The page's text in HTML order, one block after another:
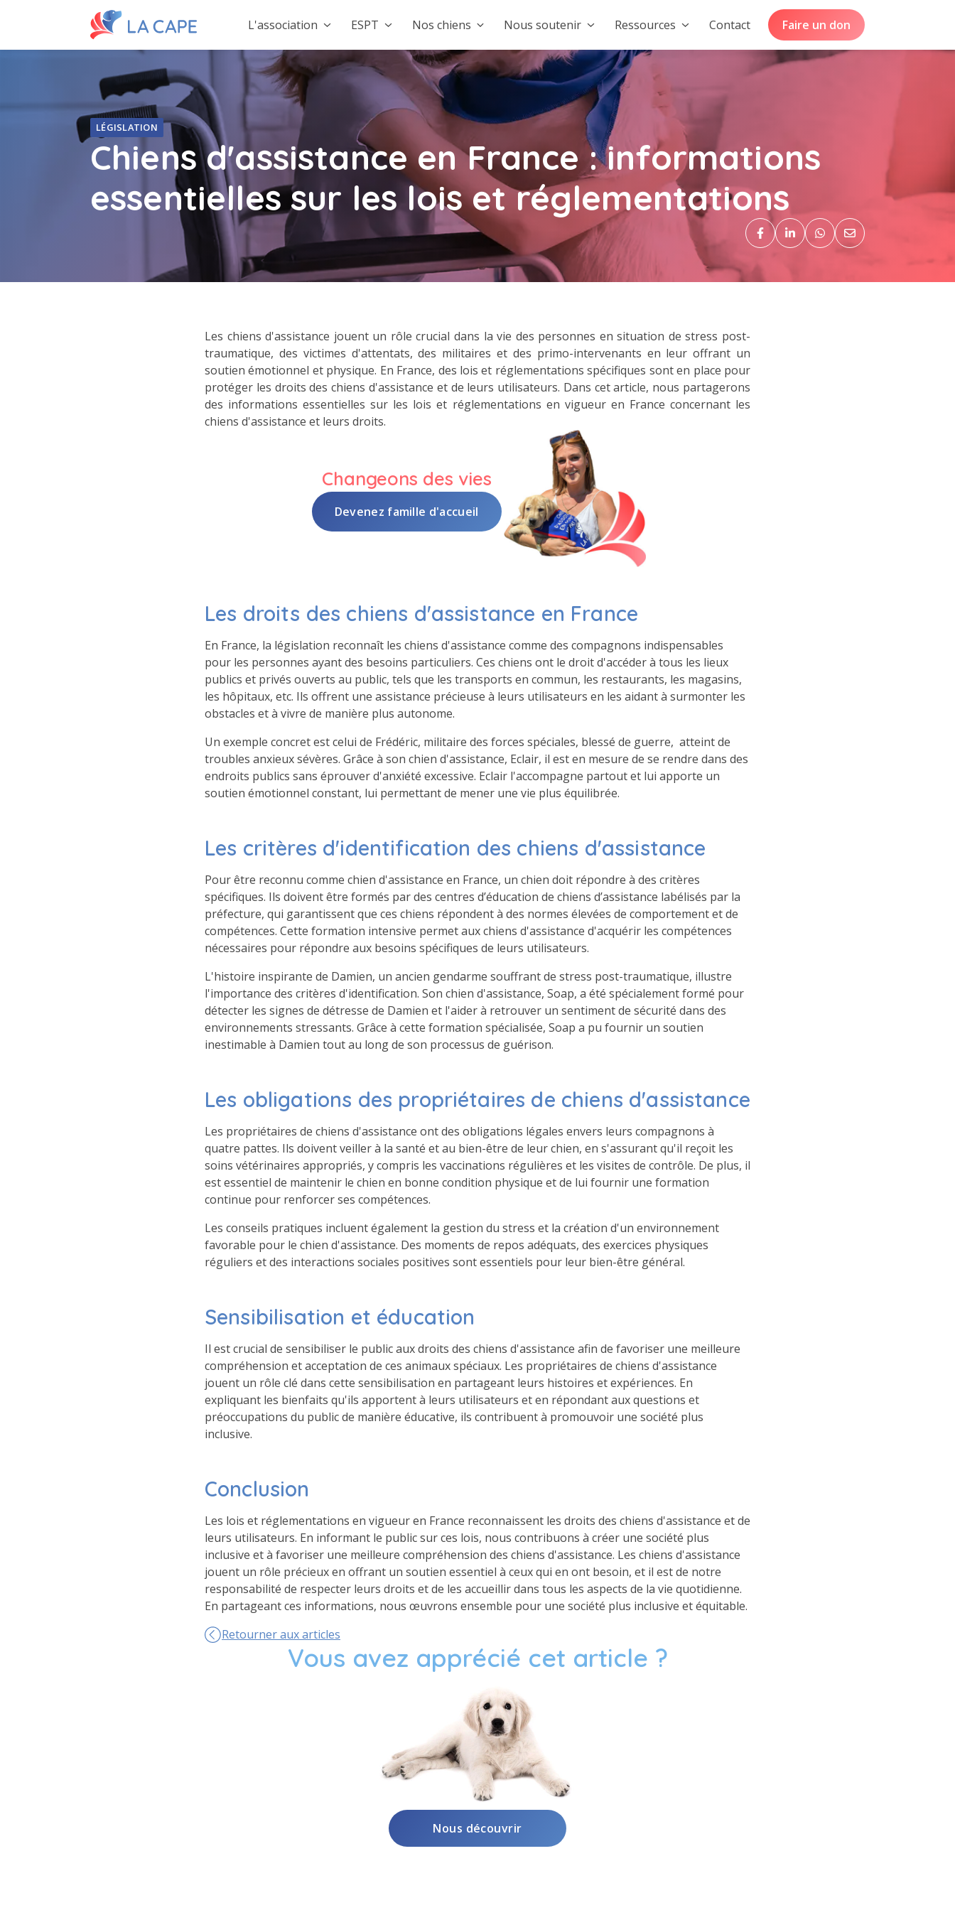
L'association ESPT Nos chiens Nous soutenir Ressources Contact Faire un don
LÉGISLATION
Chiens d'assistance en France : informations
essentielles sur les lois et réglementations
Les chiens d'assistance jouent un rôle crucial dans la vie des personnes en situation de stress post-
traumatique, des victimes d'attentats, des militaires et des primo-intervenants en leur offrant un
soutien émotionnel et physique. En France, des lois et réglementations spécifiques sont en place pour
protéger les droits des chiens d'assistance et de leurs utilisateurs. Dans cet article, nous partagerons
des informations essentielles sur les lois et réglementations en vigueur en France concernant les
chiens d'assistance et leurs droits.
Changeons des vies
Devenez famille d'accueil
Les droits des chiens d'assistance en France
En France, la législation reconnaît les chiens d'assistance comme des compagnons indispensables
pour les personnes ayant des besoins particuliers. Ces chiens ont le droit d'accéder à tous les lieux
publics et privés ouverts au public, tels que les transports en commun, les restaurants, les magasins,
les hôpitaux, etc. Ils offrent une assistance précieuse à leurs utilisateurs en les aidant à surmonter les
obstacles et à vivre de manière plus autonome.
Un exemple concret est celui de Frédéric, militaire des forces spéciales, blessé de guerre, atteint de
troubles anxieux sévères. Grâce à son chien d'assistance, Eclair, il est en mesure de se rendre dans des
endroits publics sans éprouver d'anxiété excessive. Eclair l'accompagne partout et lui apporte un
soutien émotionnel constant, lui permettant de mener une vie plus équilibrée.
Les critères d'identification des chiens d'assistance
Pour être reconnu comme chien d'assistance en France, un chien doit répondre à des critères
spécifiques. Ils doivent être formés par des centres d’éducation de chiens d’assistance labélisés par la
préfecture, qui garantissent que ces chiens répondent à des normes élevées de comportement et de
compétences. Cette formation intensive permet aux chiens d'assistance d'acquérir les compétences
nécessaires pour répondre aux besoins spécifiques de leurs utilisateurs.
L'histoire inspirante de Damien, un ancien gendarme souffrant de stress post-traumatique, illustre
l'importance des critères d'identification. Son chien d'assistance, Soap, a été spécialement formé pour
détecter les signes de détresse de Damien et l'aider à retrouver un sentiment de sécurité dans des
environnements stressants. Grâce à cette formation spécialisée, Soap a pu fournir un soutien
inestimable à Damien tout au long de son processus de guérison.
Les obligations des propriétaires de chiens d'assistance
Les propriétaires de chiens d'assistance ont des obligations légales envers leurs compagnons à
quatre pattes. Ils doivent veiller à la santé et au bien-être de leur chien, en s'assurant qu'il reçoit les
soins vétérinaires appropriés, y compris les vaccinations régulières et les visites de contrôle. De plus, il
est essentiel de maintenir le chien en bonne condition physique et de lui fournir une formation
continue pour renforcer ses compétences.
Les conseils pratiques incluent également la gestion du stress et la création d'un environnement
favorable pour le chien d'assistance. Des moments de repos adéquats, des exercices physiques
réguliers et des interactions sociales positives sont essentiels pour leur bien-être général.
Sensibilisation et éducation
Il est crucial de sensibiliser le public aux droits des chiens d'assistance afin de favoriser une meilleure
compréhension et acceptation de ces animaux spéciaux. Les propriétaires de chiens d'assistance
jouent un rôle clé dans cette sensibilisation en partageant leurs histoires et expériences. En
expliquant les bienfaits qu'ils apportent à leurs utilisateurs et en répondant aux questions et
préoccupations du public de manière éducative, ils contribuent à promouvoir une société plus
inclusive.
Conclusion
Les lois et réglementations en vigueur en France reconnaissent les droits des chiens d'assistance et de
leurs utilisateurs. En informant le public sur ces lois, nous contribuons à créer une société plus
inclusive et à favoriser une meilleure compréhension des chiens d'assistance. Les chiens d'assistance
jouent un rôle précieux en offrant un soutien essentiel à ceux qui en ont besoin, et il est de notre
responsabilité de respecter leurs droits et de les accueillir dans tous les aspects de la vie quotidienne.
En partageant ces informations, nous œuvrons ensemble pour une société plus inclusive et équitable.
Retourner aux articles
Vous avez apprécié cet article ?
Nous découvrir